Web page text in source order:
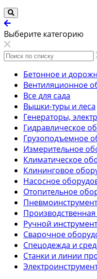
Выберите категорию
Бетонное и
Вентиляционное
Все для сада
Вышки-туры и леса
Генераторы,
Гидравлическое
Грузоподъемное
Измерительное
Климатическое
Клининговое
Насосное
Отопительное
Пневмоинструмент
Ручной инструмент
Сварочное
Спецодежда и
Станки и линии